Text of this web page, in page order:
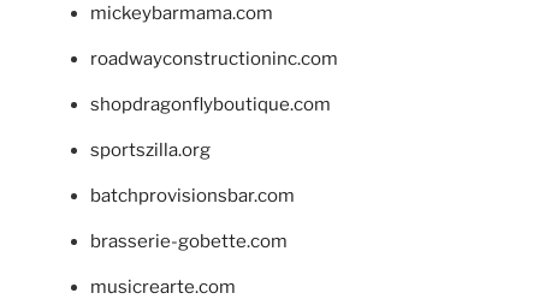
mickeybarmama.com
roadwayconstructioninc.com
shopdragonflyboutique.com
sportszilla.org
batchprovisionsbar.com
brasserie-gobette.com
musicrearte.com